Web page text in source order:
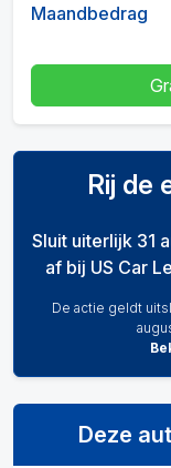
Maandbedrag
Rij de
Sluit uiterlijk 31
af bij US Car
De actie geldt
Deze